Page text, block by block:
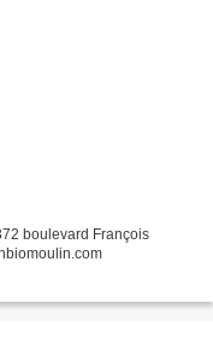
boulevard François